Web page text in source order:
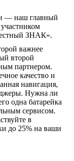
— наш главный
ЗНАК».
важнее
второй
партнером.
качество и
навигация,
Нужна ли
одна батарейка
сервисом.
в
до 25% на ваши